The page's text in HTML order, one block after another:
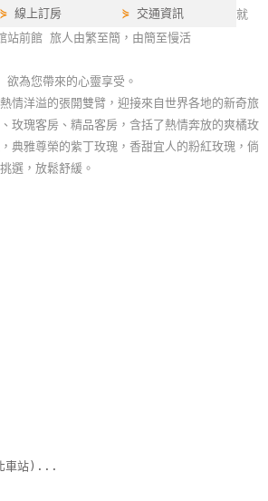
⋟線上訂房 ⋟ 交通資訊
就
站前館 旅人由繁至簡，由簡至慢活
為您帶來的心靈享受。
情洋溢的張開雙臂，迎接來自世界各地的新奇旅
玫瑰客房、精品客房，含括了熱情奔放的爽橘玫
典雅尊榮的紫丁玫瑰，香甜宜人的粉紅玫瑰，倘
選，放鬆舒緩。
車站)...